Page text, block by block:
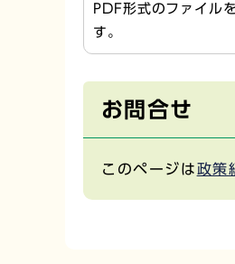
PDF形式のファイル
す。
お問合せ
このページは政策